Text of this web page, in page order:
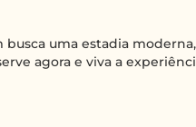
busca uma estadia
agora e viva a